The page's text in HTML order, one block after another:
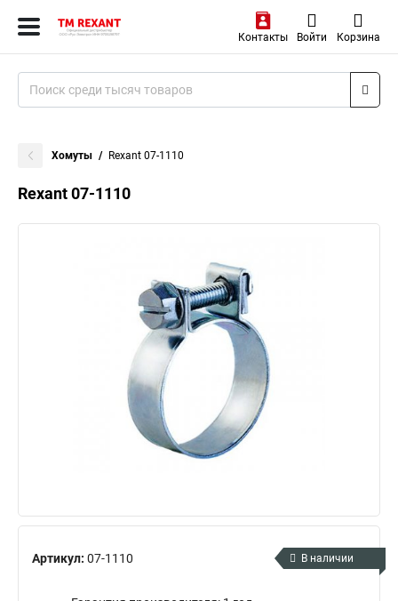
Контакты Войти Корзина
Хомуты Rexant 07-1110
Rexant 07-1110
Артикул: 07-1110 В наличии